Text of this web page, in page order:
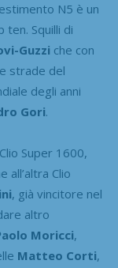
N5 è un
ten. Squilli di
Guzzi che con
strade del
degli anni
Gori.
Super 1600,
all’altra Clio
, già vincitore nel
altro
Moricci,
Matteo Corti,